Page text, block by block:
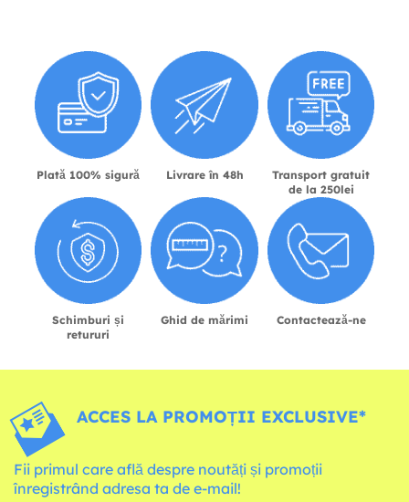
Plată 100% sigură Livrare în 48h
Transport gratuit
de la 250lei
Schimburi și
retururi
Ghid de mărimi Contactează-ne
ACCES LA PROMOȚII EXCLUSIVE*
Fii primul care află despre noutăți și promoții
înregistrând adresa ta de e-mail!